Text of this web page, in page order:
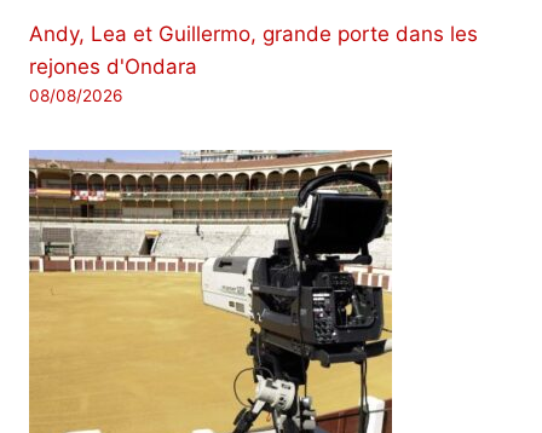
Andy, Lea et Guillermo, grande porte dans les
rejones d'Ondara
08/08/2026